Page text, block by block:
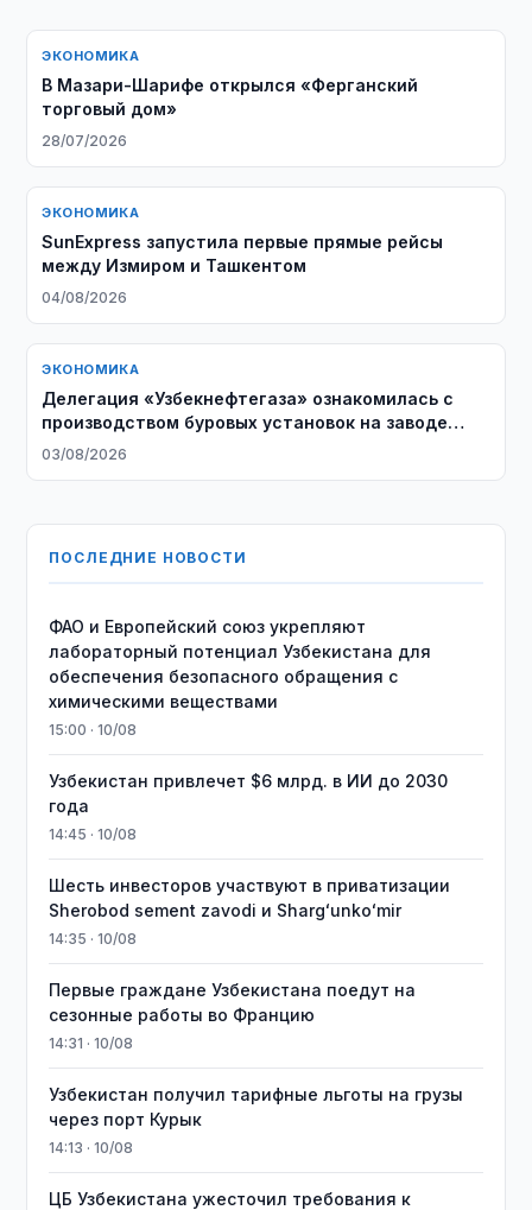
ЭКОНОМИКА
В Мазари-Шарифе открылся «Ферганский
торговый дом»
28/07/2026
ЭКОНОМИКА
SunExpress запустила первые прямые рейсы
между Измиром и Ташкентом
04/08/2026
ЭКОНОМИКА
Делегация «Узбекнефтегаза» ознакомилась с
производством буровых установок на заводе
Honghua Group
03/08/2026
ПОСЛЕДНИЕ НОВОСТИ
ФАО и Европейский союз укрепляют
лабораторный потенциал Узбекистана для
обеспечения безопасного обращения с
химическими веществами
15:00 · 10/08
Узбекистан привлечет $6 млрд. в ИИ до 2030
года
14:45 · 10/08
Шесть инвесторов участвуют в приватизации
Sherobod sement zavodi и Shargʻunkoʻmir
14:35 · 10/08
Первые граждане Узбекистана поедут на
сезонные работы во Францию
14:31 · 10/08
Узбекистан получил тарифные льготы на грузы
через порт Курык
14:13 · 10/08
ЦБ Узбекистана ужесточил требования к